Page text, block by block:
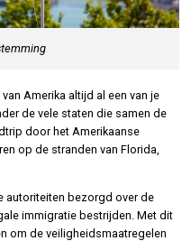
Amerika altijd al een van je
de vele staten die samen de
door het Amerikaanse
op de stranden van Florida,
autoriteiten bezorgd over de
immigratie bestrijden. Met dit
om de veiligheidsmaatregelen